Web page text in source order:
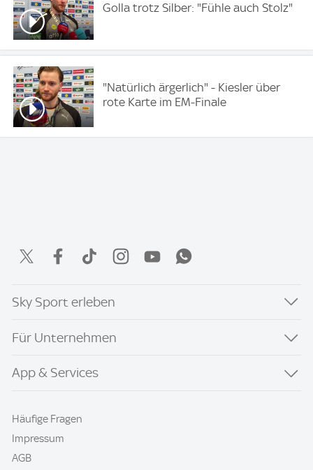
Golla trotz Silber: "Fühle auch Stolz"
"Natürlich ärgerlich" - Kiesler über
rote Karte im EM-Finale
Sky Sport erleben
Für Unternehmen
App & Services
Häufige Fragen
Impressum
AGB